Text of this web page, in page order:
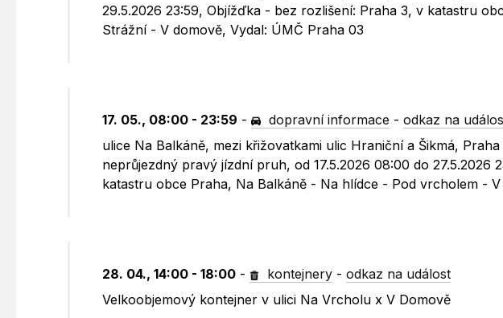
29.5.2026 23:59, Objížďka - bez rozlišení: Praha 3, v katastru
Strážní - V domově, Vydal: ÚMČ Praha 03
17. 05., 08:00 - 23:59 - dopravní informace -odkaz na
ulice Na Balkáně, mezi křižovatkami ulic Hraniční a Šikmá,
neprůjezdný pravý jízdní pruh, od 17.5.2026 08:00 do 27.5.2026
katastru obce Praha, Na Balkáně - Na hlídce - Pod vrcholem -
28. 04., 14:00 - 18:00 - kontejnery -odkaz na událost
Velkoobjemový kontejner v ulici Na Vrcholu x V Domově